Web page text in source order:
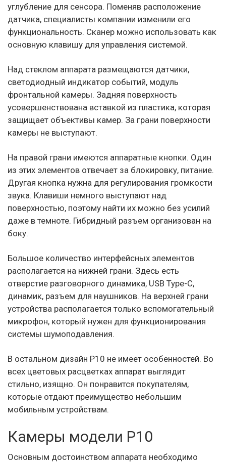
углубление для сенсора. Поменяв расположение
датчика, специалисты компании изменили его
функциональность. Сканер можно использовать как
основную клавишу для управления системой.
Над стеклом аппарата размещаются датчики,
светодиодный индикатор событий, модуль
фронтальной камеры. Задняя поверхность
усовершенствована вставкой из пластика, которая
защищает объективы камер. За грани поверхности
камеры не выступают.
На правой грани имеются аппаратные кнопки. Один
из этих элементов отвечает за блокировку, питание.
Другая кнопка нужна для регулирования громкости
звука. Клавиши немного выступают над
поверхностью, поэтому найти их можно без усилий
даже в темноте. Гибридный разъем организован на
боку.
Большое количество интерфейсных элементов
располагается на нижней грани. Здесь есть
отверстие разговорного динамика, USB Type-C,
динамик, разъем для наушников. На верхней грани
устройства располагается только вспомогательный
микрофон, который нужен для функционирования
системы шумоподавления.
В остальном дизайн P10 не имеет особенностей. Во
всех цветовых расцветках аппарат выглядит
стильно, изящно. Он понравится покупателям,
которые отдают преимущество небольшим
мобильным устройствам.
Камеры модели P10
Основным достоинством аппарата необходимо